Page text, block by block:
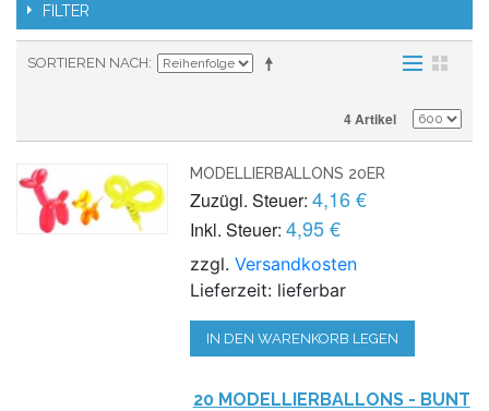
FILTER
SORTIEREN NACH
4 Artikel
MODELLIERBALLONS 20ER
Zuzügl. Steuer: 4,16 €
Inkl. Steuer: 4,95 €
zzgl.Versandkosten
Lieferzeit: lieferbar
IN DEN WARENKORB LEGEN
20 MODELLIERBALLONS - BUNT